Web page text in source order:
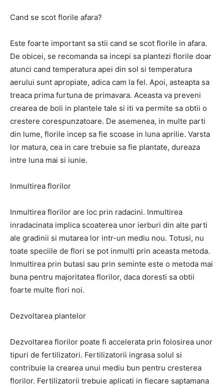
Cand se scot florile afara?
Este foarte important sa stii cand se scot florile in afara.
De obicei, se recomanda sa incepi sa plantezi florile doar
atunci cand temperatura apei din sol si temperatura
aerului sunt apropiate, adica cam la fel. Apoi, asteapta sa
treaca prima furtuna de primavara. Aceasta va preveni
crearea de boli in plantele tale si iti va permite sa obtii o
crestere corespunzatoare. De asemenea, in multe parti
din lume, florile incep sa fie scoase in luna aprilie. Varsta
lor matura, cea in care trebuie sa fie plantate, dureaza
intre luna mai si iunie.
Inmultirea florilor
Inmultirea florilor are loc prin radacini. Inmultirea
inradacinata implica scoaterea unor ierburi din alte parti
ale gradinii si mutarea lor intr-un mediu nou. Totusi, nu
toate speciile de flori se pot inmulti prin aceasta metoda.
Inmultirea prin butasi sau prin seminte este o metoda mai
buna pentru majoritatea florilor, daca doresti sa obtii
foarte multe flori noi.
Dezvoltarea plantelor
Dezvoltarea florilor poate fi accelerata prin folosirea unor
tipuri de fertilizatori. Fertilizatorii ingrasa solul si
contribuie la crearea unui mediu bun pentru cresterea
florilor. Fertilizatorii trebuie aplicati in fiecare saptamana